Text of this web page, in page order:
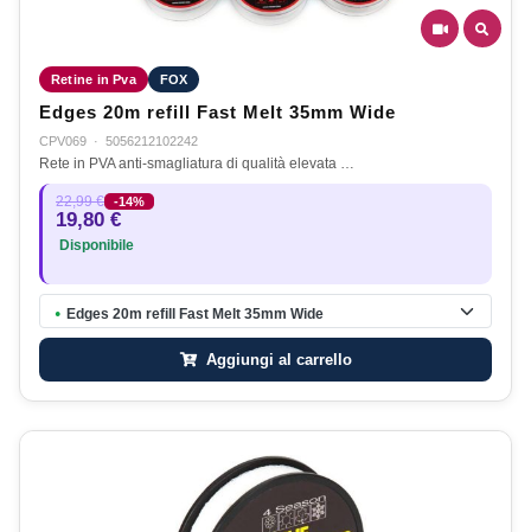
Retine in Pva FOX
Edges 20m refill Fast Melt 35mm Wide
CPV069 · 5056212102242
Rete in PVA anti-smagliatura di qualità elevata …
22,99 € -14%
19,80 €
Disponibile
● Edges 20m refill Fast Melt 35mm Wide
Aggiungi al carrello